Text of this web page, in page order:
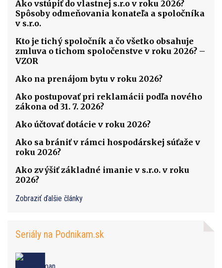
Ako vstúpiť do vlastnej s.r.o v roku 2026?
Spôsoby odmeňovania konateľa a spoločníka
v s.r.o.
Kto je tichý spoločník a čo všetko obsahuje
zmluva o tichom spoločenstve v roku 2026? –
VZOR
Ako na prenájom bytu v roku 2026?
Ako postupovať pri reklamácii podľa nového
zákona od 31. 7. 2026?
Ako účtovať dotácie v roku 2026?
Ako sa brániť v rámci hospodárskej súťaže v
roku 2026?
Ako zvýšiť základné imanie v s.r.o. v roku
2026?
Zobraziť ďalšie články
Seriály na Podnikam.sk